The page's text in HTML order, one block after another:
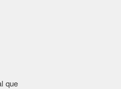
que